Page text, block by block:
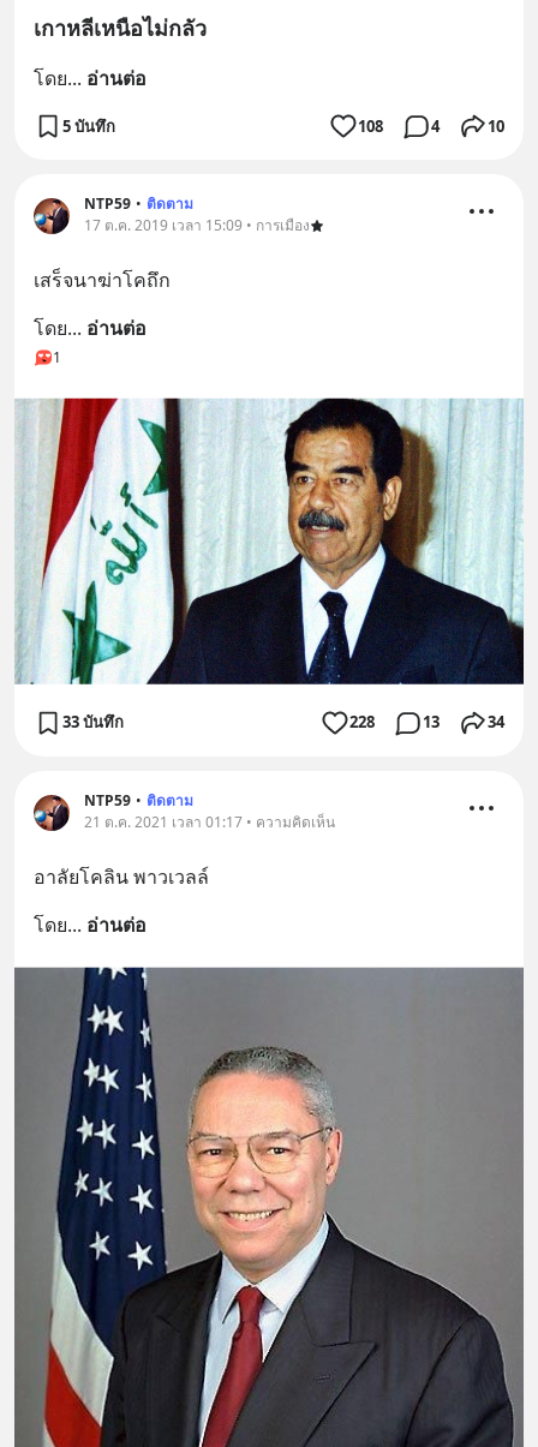
เกาหลีเหนือไม่กลัว
โดย... อ่านต่อ
5 บันทึก 108 4 10
NTP59 • ติดตาม
17 ต.ค. 2019 เวลา 15:09 • การเมือง
เสร็จนาฆ่าโคถึก
โดย... อ่านต่อ
1
33 บันทึก 228 13 34
NTP59 • ติดตาม
21 ต.ค. 2021 เวลา 01:17 • ความคิดเห็น
อาลัยโคลิน พาวเวลล์
โดย... อ่านต่อ